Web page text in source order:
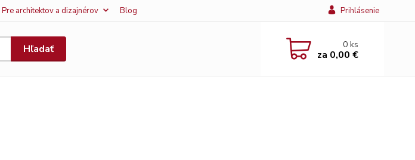
Pre architektov a dizajnérov Blog Prihlásenie
Hľadať 0ks
za 0,00 €